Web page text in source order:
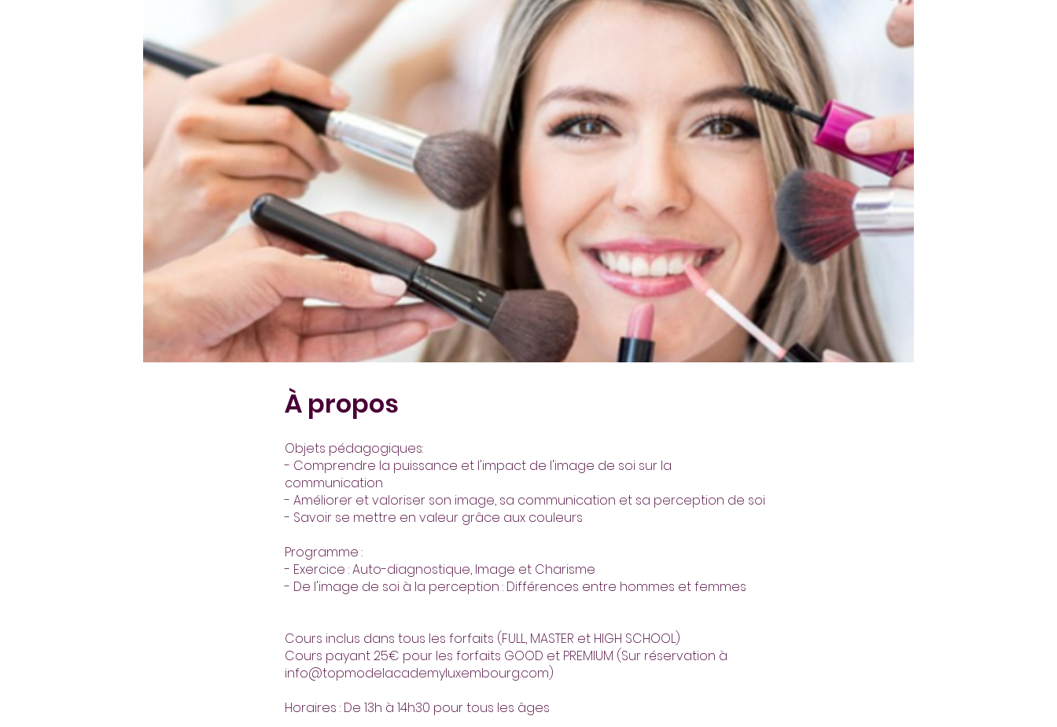
À propos
Objets pédagogiques:
- Comprendre la puissance et l'impact de l'image de soi sur la
communication
- Améliorer et valoriser son image, sa communication et sa perception de soi
- Savoir se mettre en valeur grâce aux couleurs
Programme :
- Exercice : Auto-diagnostique, Image et Charisme
- De l'image de soi à la perception : Différences entre hommes et femmes
Cours inclus dans tous les forfaits (FULL, MASTER et HIGH SCHOOL)
Cours payant 25€ pour les forfaits GOOD et PREMIUM (Sur réservation à
info@topmodelacademyluxembourg.com)